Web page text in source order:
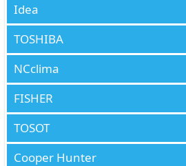
Idea
TOSHIBA
NCclima
FISHER
TOSOT
Cooper Hunter